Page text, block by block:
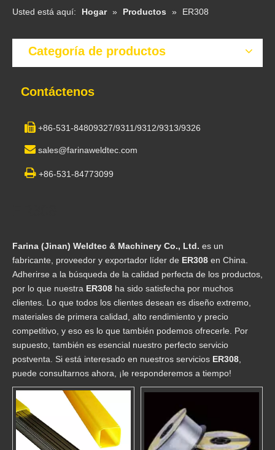
Usted está aquí: Hogar » Productos » ER308
Categoría de productos
Contáctenos
 +86-531-84809327/9311/9312/9313/9326
 sales@farinaweldtec.com
 +86-531-84773099
Farina (Jinan) Weldtec & Machinery Co., Ltd. es un
fabricante, proveedor y exportador líder de ER308 en China.
Adherirse a la búsqueda de la calidad perfecta de los productos,
por lo que nuestra ER308 ha sido satisfecha por muchos
clientes. Lo que todos los clientes desean es diseño extremo,
materiales de primera calidad, alto rendimiento y precio
competitivo, y eso es lo que también podemos ofrecerle. Por
supuesto, también es esencial nuestro perfecto servicio
postventa. Si está interesado en nuestros servicios ER308
puede consultarnos ahora, ¡le responderemos a tiempo!